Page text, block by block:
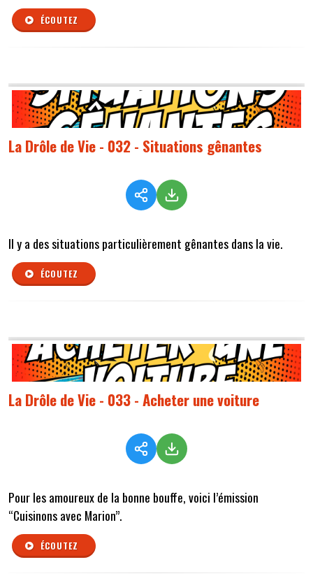
ÉCOUTEZ
La Drôle de Vie - 032 - Situations gênantes
Il y a des situations particulièrement gênantes dans la vie.
ÉCOUTEZ
La Drôle de Vie - 033 - Acheter une voiture
Pour les amoureux de la bonne bouffe, voici l’émission
“Cuisinons avec Marion”.
ÉCOUTEZ